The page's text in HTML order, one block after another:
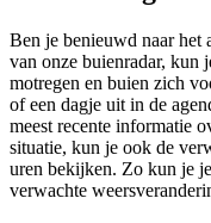
Ben je benieuwd naar het
van onze buienradar, kun
motregen en buien zich
of een dagje uit in de
meest recente informatie
situatie, kun je ook de
uren bekijken. Zo kun je
verwachte